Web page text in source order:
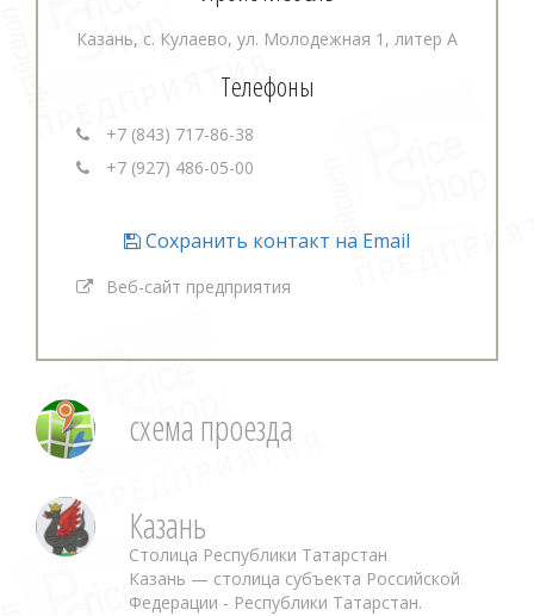
Казань, с. Кулаево, ул. Молодежная 1, литер А
Телефоны
+7 (843) 717-86-38
+7 (927) 486-05-00
Сохранить контакт на Email
Веб-сайт предприятия
схема проезда
Казань
Столица Республики Татарстан
Казань — столица субъекта Российской
Федерации - Республики Татарстан.